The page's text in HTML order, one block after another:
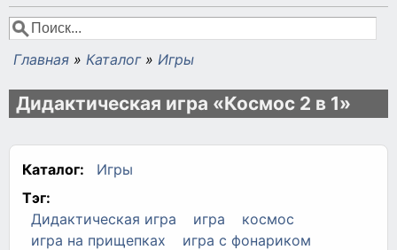
Форма поиска
Поиск
Вы здесь
Главная » Каталог » Игры
Дидактическая игра «Космос 2 в 1»
Каталог:
Игры
Тэг:
Дидактическая игра
игра
космос
игра на прищепках
игра с фонариком